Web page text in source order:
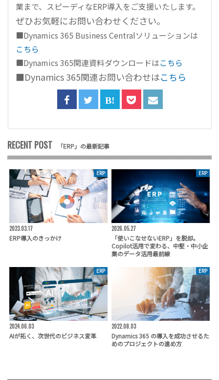
業まで、スピーディなERP導入をご支援いたします。
ぜひお気軽にお問い合わせください。
■Dynamics 365 Business Centralソリューションは
こちら
■Dynamics 365関連資料ダウンロードはこちら
■Dynamics 365関連お問い合わせはこちら
RECENT POST 「ERP」の最新記事
ERP
2023.03.17
ERP導入のきっかけ
ERP
2026.05.27
「使いこなせないERP」を脱却。
Copilot活用で変わる、中堅・中小企
業のデータ活用最前線
ERP
2024.06.03
AIが拓く、次世代のビジネス変革
ERP
2022.08.03
Dynamics 365 の導入を成功させるた
めのプロジェクトの進め方